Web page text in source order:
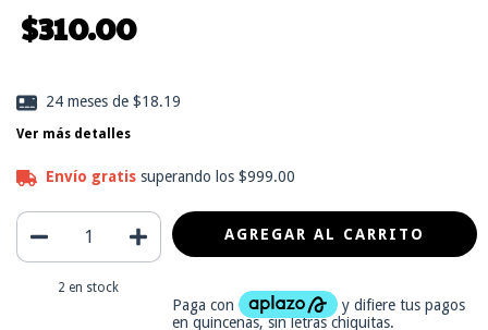
$310.00
24 meses de $18.19
Ver más detalles
Envío gratis superando los $999.00
2 en stock